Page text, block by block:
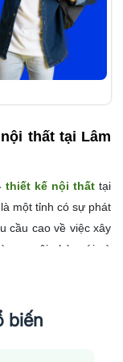
thất tại Lâm
thiết kế nội thất tại
một tỉnh có sự phát
cầu cao về việc xây
ngôi nhà mới và
năng lượng và thân
hội việc làm mới
biến